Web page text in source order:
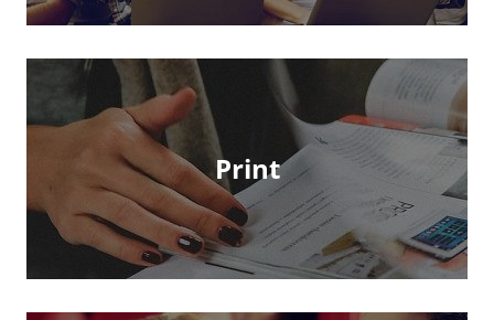
Print